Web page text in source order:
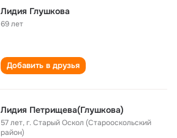
Лидия Глушкова
69 лет
Добавить в друзья
Лидия Петрищева(Глушкова)
57 лет,г. Старый Оскол (Старооскольский
район)